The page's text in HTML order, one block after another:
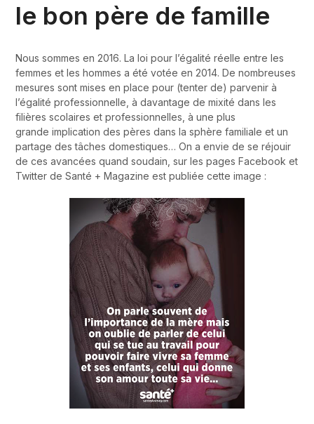
le bon père de famille
Nous sommes en 2016. La loi pour l’égalité réelle entre les
femmes et les hommes a été votée en 2014. De nombreuses
mesures sont mises en place pour (tenter de) parvenir à
l’égalité professionnelle, à davantage de mixité dans les
filières scolaires et professionnelles, à une plus
grande implication des pères dans la sphère familiale et un
partage des tâches domestiques… On a envie de se réjouir
de ces avancées quand soudain, sur les pages Facebook et
Twitter de Santé + Magazine est publiée cette image :